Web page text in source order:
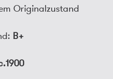
Originalzustand
B+